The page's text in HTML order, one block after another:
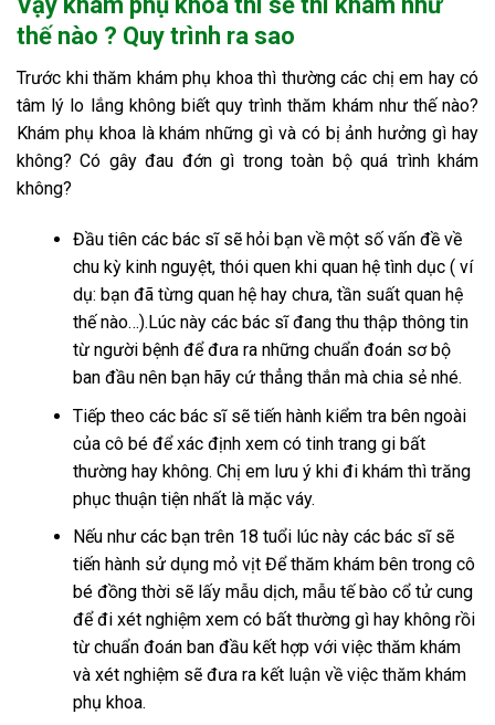
thế nào ? Quy trình ra sao
Trước khi thăm khám phụ khoa thì thường các chị em hay có
tâm lý lo lắng không biết quy trình thăm khám như thế nào?
Khám phụ khoa là khám những gì và có bị ảnh hưởng gì hay
không? Có gây đau đớn gì trong toàn bộ quá trình khám
không?
Đầu tiên các bác sĩ sẽ hỏi bạn về một số vấn đề về
chu kỳ kinh nguyệt, thói quen khi quan hệ tình dục ( ví
dụ: bạn đã từng quan hệ hay chưa, tần suất quan hệ
thế nào…).Lúc này các bác sĩ đang thu thập thông tin
từ người bệnh để đưa ra những chuẩn đoán sơ bộ
ban đầu nên bạn hãy cứ thẳng thắn mà chia sẻ nhé.
Tiếp theo các bác sĩ sẽ tiến hành kiểm tra bên ngoài
của cô bé để xác định xem có tinh trang gi bất
thường hay không. Chị em lưu ý khi đi khám thì trăng
phục thuận tiện nhất là mặc váy.
Nếu như các bạn trên 18 tuổi lúc này các bác sĩ sẽ
tiến hành sử dụng mỏ vịt Để thăm khám bên trong cô
bé đồng thời sẽ lấy mẫu dịch, mẫu tế bào cổ tử cung
để đi xét nghiệm xem có bất thường gì hay không rồi
từ chuẩn đoán ban đầu kết hợp với việc thăm khám
và xét nghiệm sẽ đưa ra kết luận về việc thăm khám
phụ khoa.